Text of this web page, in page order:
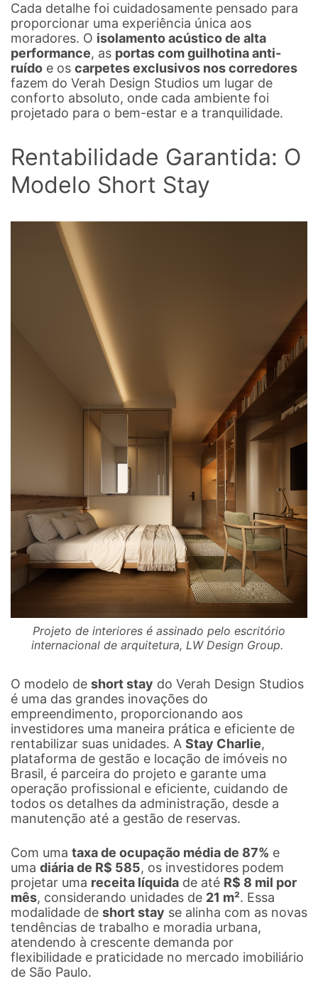
Cada detalhe foi cuidadosamente pensado para
proporcionar uma experiência única aos
moradores. O isolamento acústico de alta
performance, as portas com guilhotina anti-
ruído e os carpetes exclusivos nos corredores
fazem do Verah Design Studios um lugar de
conforto absoluto, onde cada ambiente foi
projetado para o bem-estar e a tranquilidade.
Rentabilidade Garantida: O
Modelo Short Stay
Projeto de interiores é assinado pelo escritório
internacional de arquitetura, LW Design Group.
O modelo de short stay do Verah Design Studios
é uma das grandes inovações do
empreendimento, proporcionando aos
investidores uma maneira prática e eficiente de
rentabilizar suas unidades. A Stay Charlie,
plataforma de gestão e locação de imóveis no
Brasil, é parceira do projeto e garante uma
operação profissional e eficiente, cuidando de
todos os detalhes da administração, desde a
manutenção até a gestão de reservas.
Com uma taxa de ocupação média de 87% e
uma diária de R$ 585, os investidores podem
projetar uma receita líquida de até R$ 8 mil por
mês, considerando unidades de 21 m². Essa
modalidade de short stay se alinha com as novas
tendências de trabalho e moradia urbana,
atendendo à crescente demanda por
flexibilidade e praticidade no mercado imobiliário
de São Paulo.